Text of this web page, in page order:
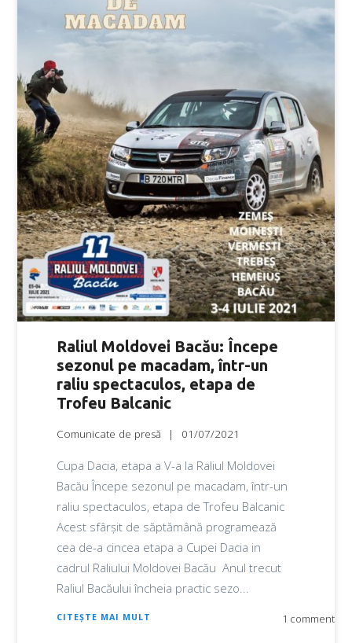
Raliul Moldovei Bacău: Începe
sezonul pe macadam, într-un
raliu spectaculos, etapa de
Trofeu Balcanic
Comunicate de presă 01/07/2021
Cupa Dacia, etapa a V-a la Raliul Moldovei
Bacău Începe sezonul pe macadam, într-un
raliu spectaculos, etapa de Trofeu Balcanic
Acest sfârșit de săptămână programează
cea de-a cincea etapa a Cupei Dacia in
cadrul Raliului Moldovei Bacău Anul trecut
Raliul Bacăului încheia practic sezo...
1 comment
CITEȘTE MAI MULT